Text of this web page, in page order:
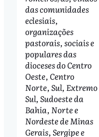
das comunidades
eclesiais,
organizações
pastorais, sociais e
populares das
dioceses do Centro
Oeste, Centro
Norte, Sul, Extremo
Sul, Sudoeste da
Bahia, Norte e
Nordeste de Minas
Gerais, Sergipe e